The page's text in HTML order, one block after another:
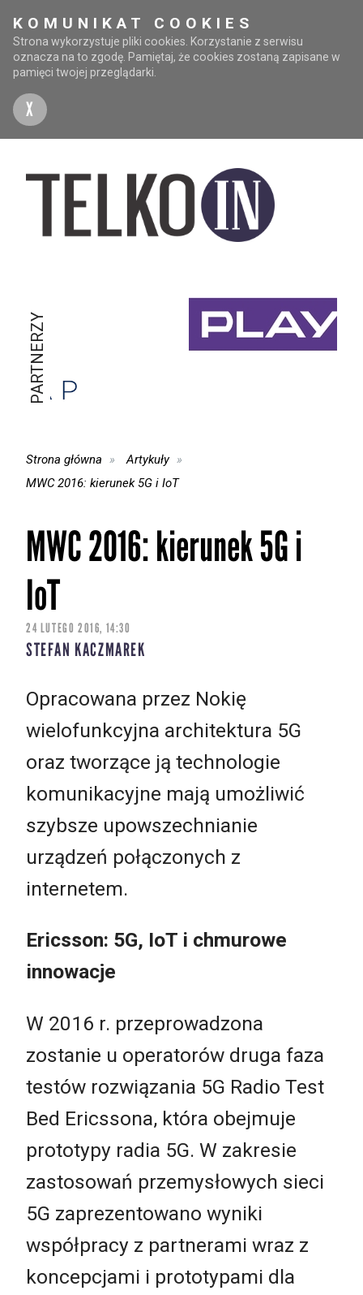
KOMUNIKAT COOKIES
Strona wykorzystuje pliki cookies. Korzystanie z serwisu
oznacza na to zgodę. Pamiętaj, że cookies zostaną zapisane w
pamięci twojej przeglądarki.
X
PARTNERZY
Strona główna
Artykuły
MWC 2016: kierunek 5G i IoT
MWC 2016: kierunek 5G i
IoT
24 LUTEGO 2016, 14:30
STEFAN KACZMAREK
Opracowana przez Nokię
wielofunkcyjna architektura 5G
oraz tworzące ją technologie
komunikacyjne mają umożliwić
szybsze upowszechnianie
urządzeń połączonych z
internetem.
Ericsson: 5G, IoT i chmurowe
innowacje
W 2016 r. przeprowadzona
zostanie u operatorów druga faza
testów rozwiązania 5G Radio Test
Bed Ericssona, która obejmuje
prototypy radia 5G. W zakresie
zastosowań przemysłowych sieci
5G zaprezentowano wyniki
współpracy z partnerami wraz z
koncepcjami i prototypami dla